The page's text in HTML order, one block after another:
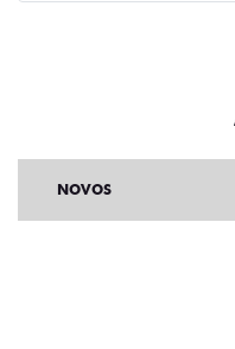
NOVOS